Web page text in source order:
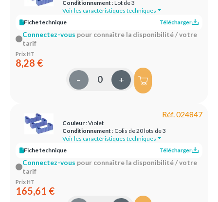
Conditionnement : Lot de 3
Voir les caractéristiques techniques
Fiche technique
Télécharger
Connectez-vous pour connaître la disponibilité / votre
tarif
Prix HT
8,28 €
– +
Réf. 024847
Couleur: Violet
Conditionnement : Colis de 20 lots de 3
Voir les caractéristiques techniques
Fiche technique
Télécharger
Connectez-vous pour connaître la disponibilité / votre
tarif
Prix HT
165,61 €